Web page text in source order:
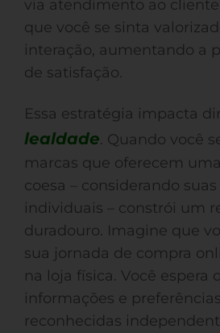
via atendimento ao
que você se sinta
interação, aumentando a
de satisfação.
Essa estratégia impacta
lealdade. Quando você
marcas que oferecem
coesa – considerando
individuais – constrói um
duradouro. Imagine que
sua jornada de compra
na loja física. Você espera
informações e
reconhecidas